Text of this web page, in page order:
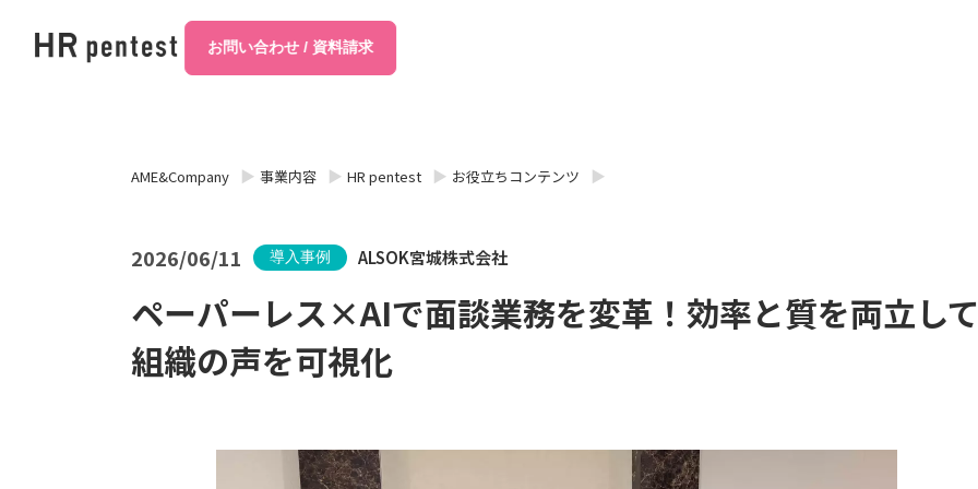
お問い合わせ / 資料請求
AME&Company 事業内容 HR pentest お役立ちコンテンツ
2026/06/11 導入事例 ALSOK宮城株式会社
ペーパーレス×AIで面談業務を変革！効率と質を両立し
組織の声を可視化